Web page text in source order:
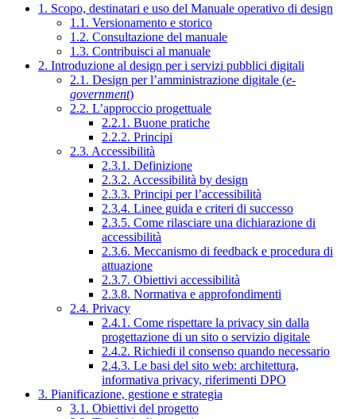
1. Scopo, destinatari e uso del Manuale operativo di design
1.1. Versionamento e storico
1.2. Consultazione del manuale
1.3. Contribuisci al manuale
2. Introduzione al design per i servizi pubblici digitali
2.1. Design per l’amministrazione digitale (e-
government)
2.2. L’approccio progettuale
2.2.1. Buone pratiche
2.2.2. Principi
2.3. Accessibilità
2.3.1. Definizione
2.3.2. Accessibilità by design
2.3.3. Principi per l’accessibilità
2.3.4. Linee guida e criteri di successo
2.3.5. Come rilasciare una dichiarazione di
accessibilità
2.3.6. Meccanismo di feedback e procedura di
attuazione
2.3.7. Obiettivi accessibilità
2.3.8. Normativa e approfondimenti
2.4. Privacy
2.4.1. Come rispettare la privacy sin dalla
progettazione di un sito o servizio digitale
2.4.2. Richiedi il consenso quando necessario
2.4.3. Le basi del sito web: architettura,
informativa privacy, riferimenti DPO
3. Pianificazione, gestione e strategia
3.1. Obiettivi del progetto